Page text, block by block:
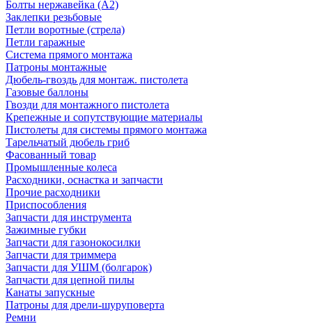
Болты нержавейка (А2)
Заклепки резьбовые
Петли воротные (стрела)
Петли гаражные
Система прямого монтажа
Патроны монтажные
Дюбель-гвоздь для монтаж. пистолета
Газовые баллоны
Гвозди для монтажного пистолета
Крепежные и сопутствующие материалы
Пистолеты для системы прямого монтажа
Тарельчатый дюбель гриб
Фасованный товар
Промышленные колеса
Расходники, оснастка и запчасти
Прочие расходники
Приспособления
Запчасти для инструмента
Зажимные губки
Запчасти для газонокосилки
Запчасти для триммера
Запчасти для УШМ (болгарок)
Запчасти для цепной пилы
Канаты запускные
Патроны для дрели-шуруповерта
Ремни